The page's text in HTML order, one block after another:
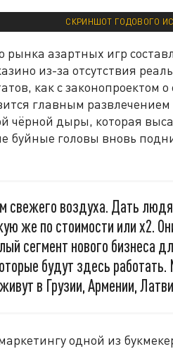
СКРИНШОТ ГОДОВОГО
азартных игр
из-за отсутствия
как с законопроектом
главным
чёрной дыры, которая
буйные головы вновь
свежего воздуха. Дать
же по стоимости или х2.
сегмент нового бизнеса
будут здесь
в Грузии, Армении,
одной из